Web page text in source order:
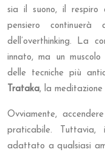
sia il suono, il respiro
pensiero
dell’overthinking. La
innato, ma un
delle tecniche più
Trataka, la
Ovviamente,
praticabile.
adattato a qualsiasi